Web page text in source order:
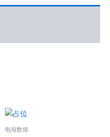
电报数据